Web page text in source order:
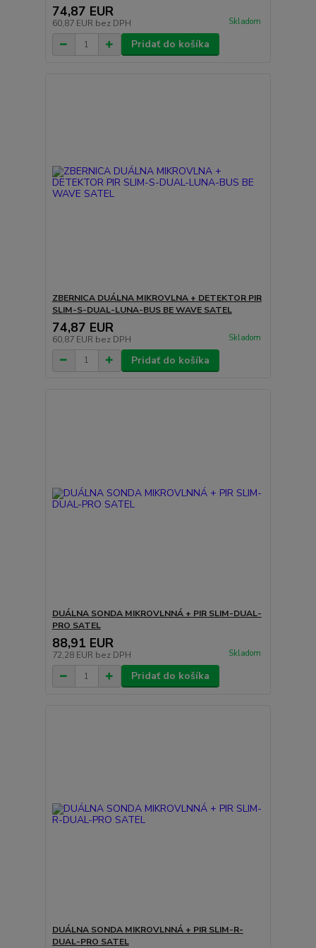
74,87 EUR
60,87 EUR bez DPH Skladom
Pridať do košíka
ZBERNICA DUÁLNA MIKROVLNA + DETEKTOR PIR
SLIM-S-DUAL-LUNA-BUS BE WAVE SATEL
74,87 EUR
60,87 EUR bez DPH Skladom
Pridať do košíka
DUÁLNA SONDA MIKROVLNNÁ + PIR SLIM-DUAL-
PRO SATEL
88,91 EUR
72,28 EUR bez DPH Skladom
Pridať do košíka
DUÁLNA SONDA MIKROVLNNÁ + PIR SLIM-R-
DUAL-PRO SATEL